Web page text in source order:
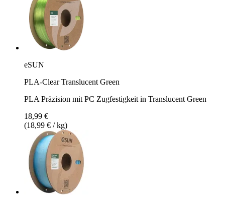
eSUN
PLA-Clear Translucent Green
PLA Präzision mit PC Zugfestigkeit in Translucent Green
18,99 €
(18,99 € / kg)